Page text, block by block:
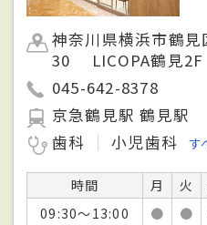
神奈川県横浜市鶴
30 LICOPA鶴見2F
045-642-8378
京急鶴見駅 鶴見駅
歯科
小児歯科 す
時間 月 火
09:30～13:00
● ●